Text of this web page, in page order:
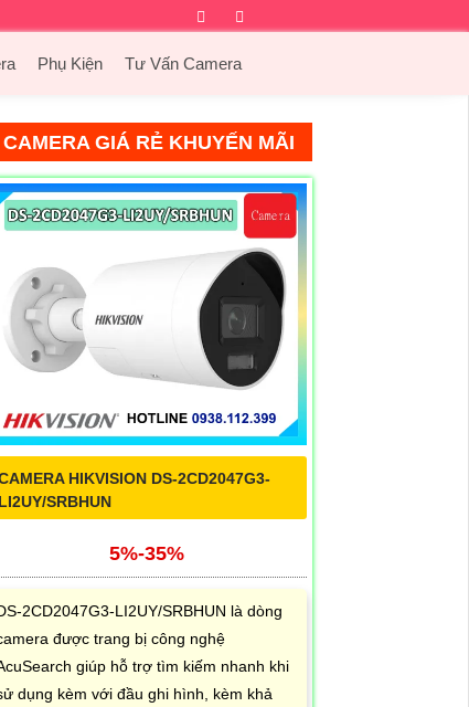
Facebook
Phụ Kiện Tư Vấn Camera
CAMERA GIÁ RẺ KHUYẾN MÃI
HIKVISION DS-2CD2047G3-
LI2UY/SRBHUN
5%-35%
2CD2047G3-LI2UY/SRBHUN là dòng
được trang bị công nghệ
giúp hỗ trợ tìm kiếm nhanh khi
dụng kèm với đầu ghi hình, kèm khả